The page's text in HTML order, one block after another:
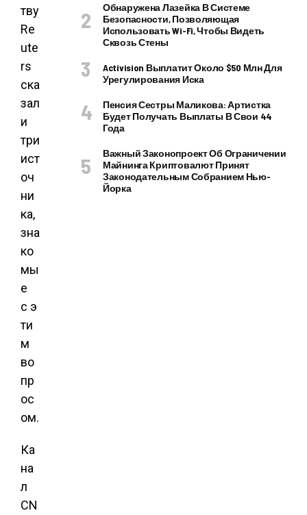
тву
Re
ute
rs
ска
зал
и
три
ист
оч
ни
ка,
зна
ко
мы
е
с э
ти
м
во
пр
ос
ом.
Ка
на
л
CN
Обнаружена Лазейка В Системе
Безопасности, Позволяющая
Использовать Wi-Fi, Чтобы Видеть
Сквозь Стены
Activision Выплатит Около $50 Млн Для
Урегулирования Иска
Пенсия Сестры Маликова: Артистка
Будет Получать Выплаты В Свои 44
Года
Важный Законопроект Об Ограничении
Майнинга Криптовалют Принят
Законодательным Собранием Нью-
Йорка